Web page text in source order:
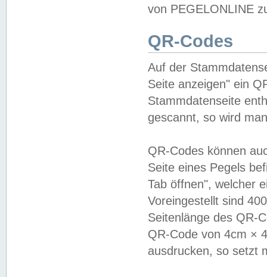
von PEGELONLINE
QR-Codes
Auf der
Seite anzeigen" ein
Stammdatenseite
gescannt, so wird
QR-Codes können
Seite eines Pegels
Tab öffnen", welcher
Voreingestellt sind
Seitenlänge des QR-
QR-Code von 4cm ×
ausdrucken, so setzt